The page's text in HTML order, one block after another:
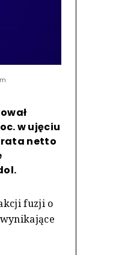
w ujęciu
netto
fuzji o